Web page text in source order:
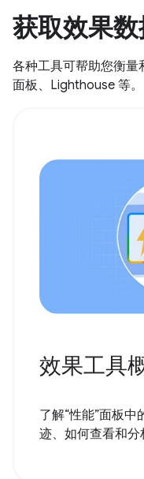
获取效果
各种工具可帮助您衡量
面板、Lighthouse 等。
效果工具
了解“性能”面板
迹、如何查看和分